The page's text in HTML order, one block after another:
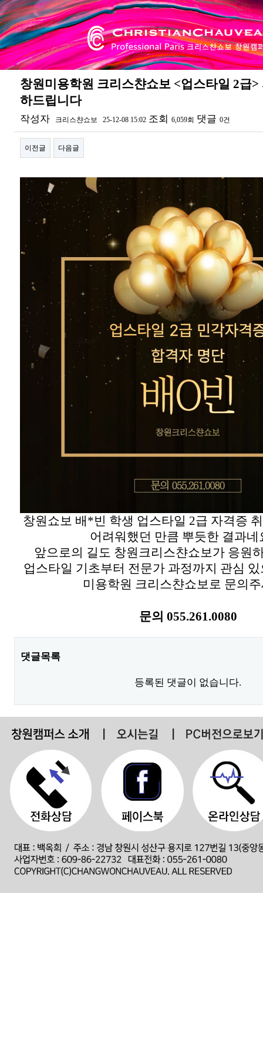
창원미용학원 크리스챤쇼보 <업스타일 2급
하드립니다
작성자 크리스챤쇼보 25-12-08 15:02 조회 6,059회 댓글 0건
이전글 다음글
본문
창원쇼보 배*빈 학생 업스타일 2급 자격증
어려워했던 만큼 뿌듯한 결과네
앞으로의 길도 창원크리스챤쇼보가 응원
업스타일 기초부터 전문가 과정까지 관심
미용학원 크리스챤쇼보로 문의
문의 055.261.0080
댓글목록
등록된 댓글이 없습니다.